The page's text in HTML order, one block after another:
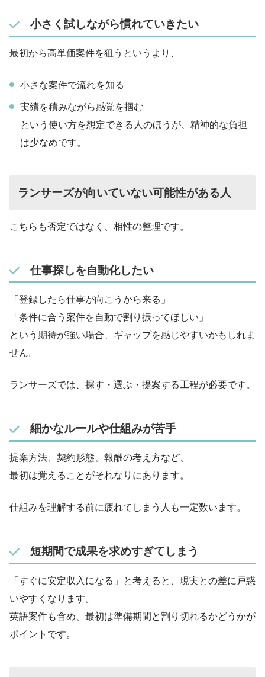
小さく試しながら慣れていきたい
最初から高単価案件を狙うというより、
小さな案件で流れを知る
実績を積みながら感覚を掴む
という使い方を想定できる人のほうが、精神的な負担
は少なめです。
ランサーズが向いていない可能性がある人
こちらも否定ではなく、相性の整理です。
仕事探しを自動化したい
「登録したら仕事が向こうから来る」
「条件に合う案件を自動で割り振ってほしい」
という期待が強い場合、ギャップを感じやすいかもしれま
せん。
ランサーズでは、探す・選ぶ・提案する工程が必要です。
細かなルールや仕組みが苦手
提案方法、契約形態、報酬の考え方など、
最初は覚えることがそれなりにあります。
仕組みを理解する前に疲れてしまう人も一定数います。
短期間で成果を求めすぎてしまう
「すぐに安定収入になる」と考えると、現実との差に戸惑
いやすくなります。
英語案件も含め、最初は準備期間と割り切れるかどうかが
ポイントです。